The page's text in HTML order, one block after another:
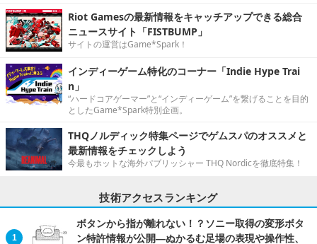
Riot Gamesの最新情報をキャッチアップできる総合
ニュースサイト「FISTBUMP」
サイトの運営はGame*Spark！
インディーゲーム特化のコーナー「Indie Hype Trai
n」
“ハードコアゲーマー”と“インディーゲーム”を繋げることを目的
としたGame*Spark特別企画。
THQノルディック特集ページでゲムスパのオススメと
最新情報をチェックしよう
今最もホットな海外パブリッシャー THQ Nordicを徹底特集！
技術アクセスランキング
ボタンから指が離れない！？ソニー取得の変形ボタ
ン特許情報が公開―ぬかるむ足場の表現や操作性、